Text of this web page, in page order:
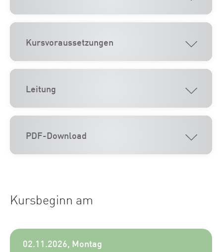
Kursvoraussetzungen
Leitung
PDF-Download
Kursbeginn am
02.11.2026, Montag